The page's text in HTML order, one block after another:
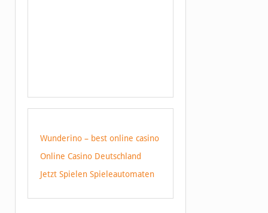
Wunderino – best online casino
Online Casino Deutschland
Jetzt Spielen Spieleautomaten